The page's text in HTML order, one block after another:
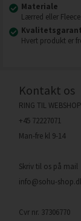
Materiale
Lærred eller Fleece.
Hvert produkt er
Kontakt os
RING TIL
+45 72227071
Man-fre kl 9-14
Skriv til os på mail
info@sohu-
Cvr nr. 37306770